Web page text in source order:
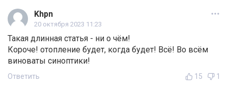
Khpn
20 октября 2023 11:23
Такая длинная статья - ни о чём!
Короче! отопление будет, когда будет! Всё! Во всём
виноваты синоптики!
Ответить 15 1